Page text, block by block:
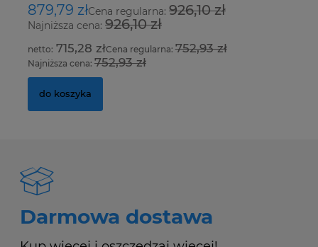
879,79 złCena regularna: 926,10 zł
Najniższa cena: 926,10 zł
715,28 złCena regularna:752,93 zł
Najniższa cena: 752,93 zł
do koszyka
Darmowa dostawa